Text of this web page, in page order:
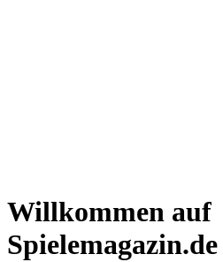
Willkommen auf
Spielemagazin.de